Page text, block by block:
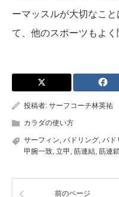
ーマッスルが大切なこ
て、他のスポーツもよ
投稿者: サーフコーチ林英祐
カラダの使い方
サーフィン, パドリング, パド
甲腕一致, 立甲 , 筋連結, 筋連鎖
前のページ